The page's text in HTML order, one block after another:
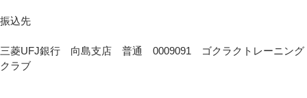
振込先
三菱UFJ銀行 向島支店 普通 0009091 ゴクラクトレーニング
クラブ